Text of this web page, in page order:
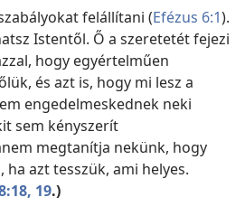
felállítani (Efézus 6:1).
Istentől. Ő a szeretetét fejezi
hogy egyértelműen
és azt is, hogy mi lesz a
engedelmeskednek neki
sem kényszerít
megtanítja nekünk, hogy
azt tesszük, ami helyes.
19.)